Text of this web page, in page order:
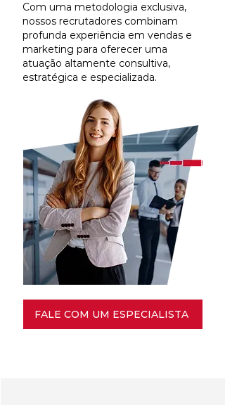
Com uma metodologia exclusiva,
nossos recrutadores combinam
profunda experiência em vendas e
marketing para oferecer uma
atuação altamente consultiva,
estratégica e especializada.
FALE COM UM ESPECIALISTA